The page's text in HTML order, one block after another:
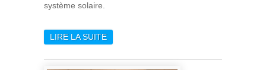
système solaire.
LIRE LA SUITEDE LES ASTÉROÏDES
PRÉSENTENT LES